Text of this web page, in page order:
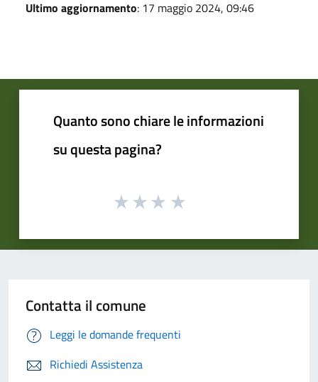
Ultimo aggiornamento: 17 maggio 2024, 09:46
Quanto sono chiare le informazioni
su questa pagina?
Contatta il comune
Leggi le domande frequenti
Richiedi Assistenza